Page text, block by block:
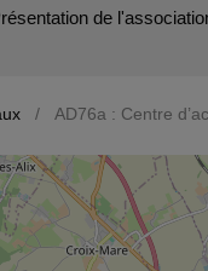
de
/ AD76a : Centre